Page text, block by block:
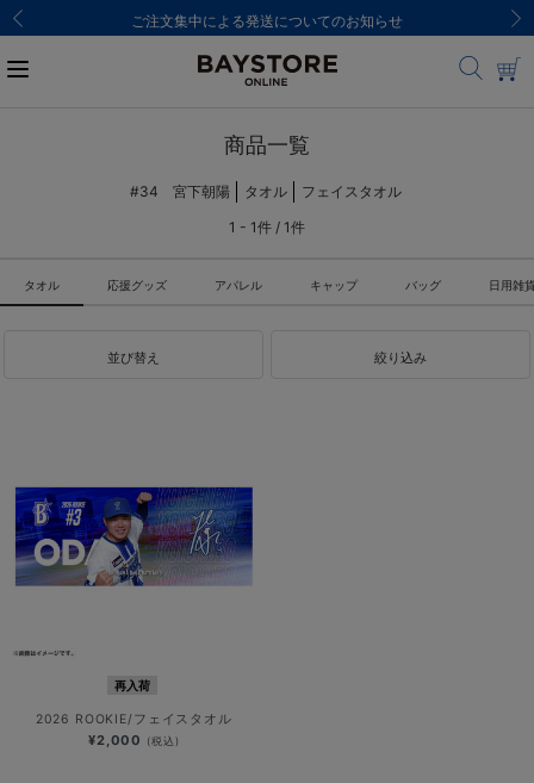
ご注文集中による発送についてのお知らせ
商品一覧
#34 宮下朝陽 タオル
フェイスタオル
1 - 1件 / 1件
タオル 応援グッズ アパレル キャップ バッグ 日用雑
並び替え 絞り込み
再入荷
2026 ROOKIE/フェイスタオル
¥2,000 (税込)